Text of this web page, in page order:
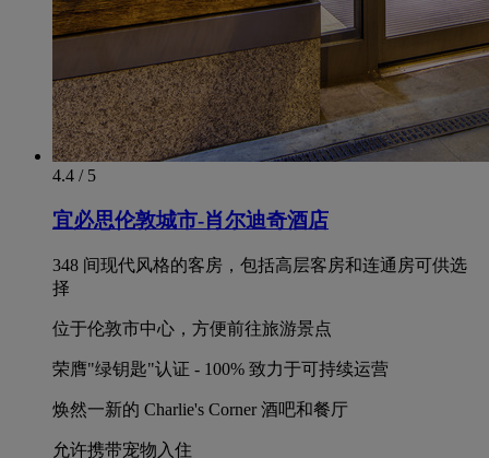
4.4 / 5
宜必思伦敦城市-肖尔迪奇酒店
348 间现代风格的客房，包括高层客房和连通房可供选
择
位于伦敦市中心，方便前往旅游景点
荣膺"绿钥匙"认证 - 100% 致力于可持续运营
焕然一新的 Charlie's Corner 酒吧和餐厅
允许携带宠物入住